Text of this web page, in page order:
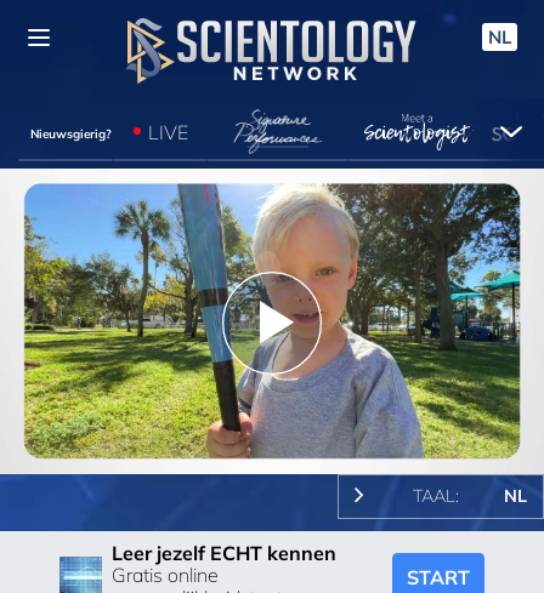
NL
Nieuwsgierig? LIVE
Play
Video
TAAL: NL
Leer jezelf ECHT kennen
Gratis online
START